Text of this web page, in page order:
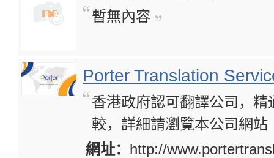
暫無內容
Porter Translation
香港政府認可翻譯公司，
較，詳細請瀏覽本公司網
網址： http://